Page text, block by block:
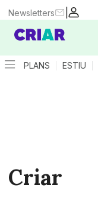
|
Newsletters
PLANS ESTIU
Criar